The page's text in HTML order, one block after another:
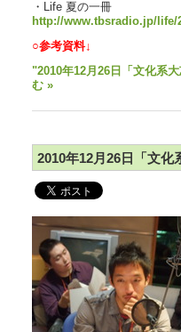
・Life 夏の一冊
http://www.tbsradio.jp/life/
○参考資料↓
"2010年12月26日「文化系
む »
2010年12月26日「文化